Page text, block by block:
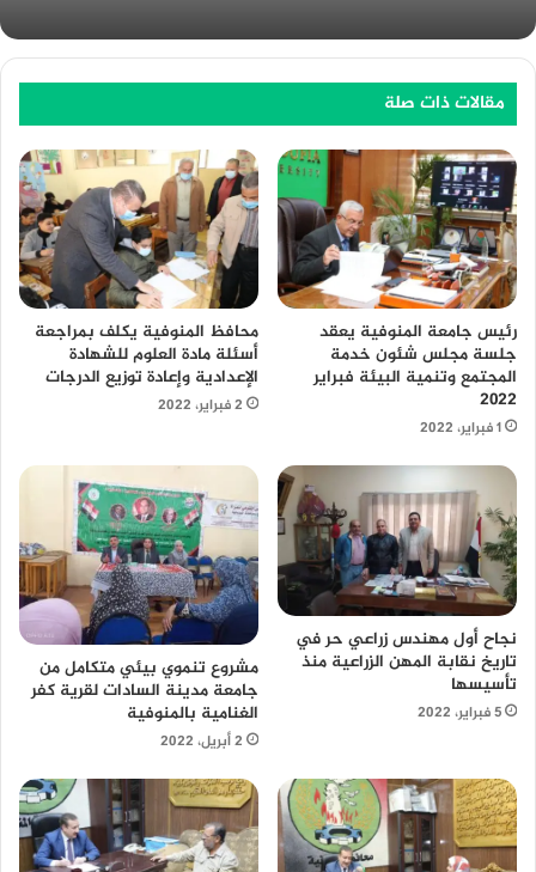
مقالات ذات صلة
رئيس جامعة المنوفية يعقد
جلسة مجلس شئون خدمة
المجتمع وتنمية البيئة فبراير
٢٠٢٢
1 فبراير، 2022
محافظ المنوفية يكلف بمراجعة
أسئلة مادة العلوم للشهادة
الإعدادية وإعادة توزيع الدرجات
2 فبراير، 2022
نجاح أول مهندس زراعي حر في
تاريخ نقابة المهن الزراعية منذ
تأسيسها
5 فبراير، 2022
مشروع تنموي بيئي متكامل من
جامعة مدينة السادات لقرية كفر
الغنامية بالمنوفية
2 أبريل، 2022